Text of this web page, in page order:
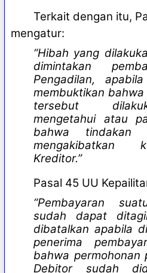
Terkait dengan itu,
mengatur:
“Hibah yang
dimintakan
Pengadilan,
membuktikan
tersebut
mengetahui atau
bahwa tindakan
mengakibatkan
Kreditor.”
Pasal 45 UU
“Pembayaran
sudah dapat
dibatalkan apabila
penerima
bahwa permohonan
Debitor sudah